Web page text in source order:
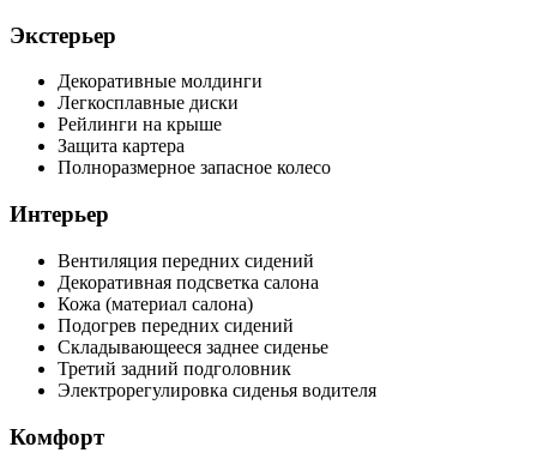
Экстерьер
Декоративные молдинги
Легкосплавные диски
Рейлинги на крыше
Защита картера
Полноразмерное запасное колесо
Интерьер
Вентиляция передних сидений
Декоративная подсветка салона
Кожа (материал салона)
Подогрев передних сидений
Складывающееся заднее сиденье
Третий задний подголовник
Электрорегулировка сиденья водителя
Комфорт